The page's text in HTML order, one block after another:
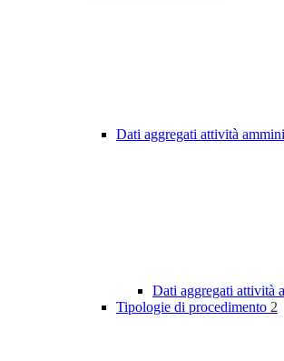
Dati aggregati attività
Dati aggregati attività
Tipologie di procedimento 2